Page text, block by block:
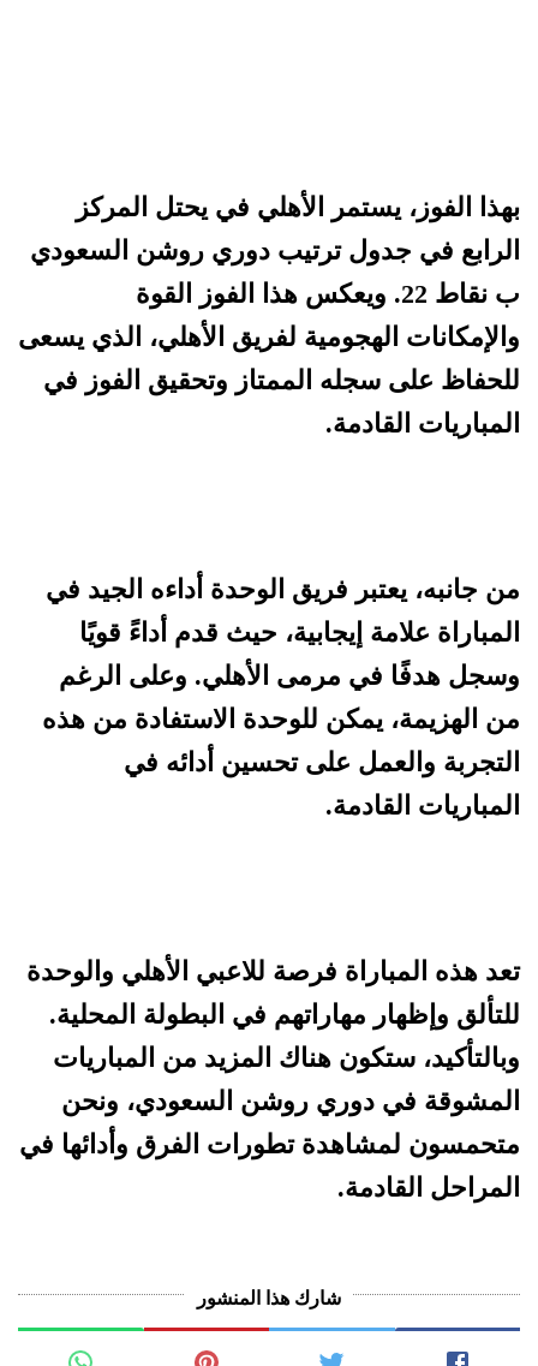
بهذا الفوز، يستمر الأهلي في يحتل المركز
الرابع في جدول ترتيب دوري روشن السعودي
ب نقاط 22. ويعكس هذا الفوز القوة
والإمكانات الهجومية لفريق الأهلي، الذي يسعى
للحفاظ على سجله الممتاز وتحقيق الفوز في
المباريات القادمة.
من جانبه، يعتبر فريق الوحدة أداءه الجيد في
المباراة علامة إيجابية، حيث قدم أداءً قويًا
وسجل هدفًا في مرمى الأهلي. وعلى الرغم
من الهزيمة، يمكن للوحدة الاستفادة من هذه
التجربة والعمل على تحسين أدائه في
المباريات القادمة.
تعد هذه المباراة فرصة للاعبي الأهلي والوحدة
للتألق وإظهار مهاراتهم في البطولة المحلية.
وبالتأكيد، ستكون هناك المزيد من المباريات
المشوقة في دوري روشن السعودي، ونحن
متحمسون لمشاهدة تطورات الفرق وأدائها في
المراحل القادمة.
شارك هذا المنشور